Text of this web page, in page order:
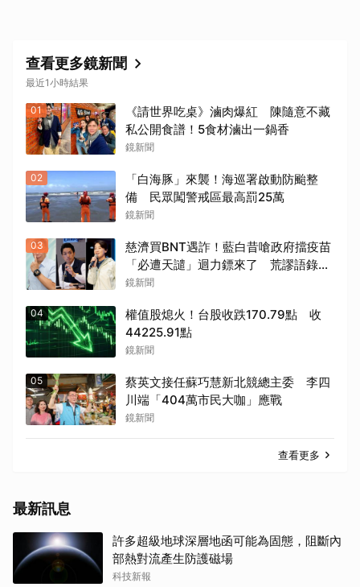
查看更多鏡新聞
最近1小時結果
01
《請世界吃桌》滷肉爆紅 陳隨意不藏
私公開食譜！5食材滷出一鍋香
鏡新聞
02
「白海豚」來襲！海巡署啟動防颱整
備 民眾闖警戒區最高罰25萬
鏡新聞
03
慈濟買BNT遇詐！藍白昔嗆政府擋疫苗
「必遭天譴」迴力鏢來了 荒謬語錄一
次看
鏡新聞
04
權值股熄火！台股收跌170.79點 收
44225.91點
鏡新聞
05
蔡英文接任蘇巧慧新北競總主委 李四
川端「404萬市民大咖」應戰
鏡新聞
查看更多
最新訊息
許多超級地球深層地函可能為固態，阻斷內
部熱對流產生防護磁場
科技新報